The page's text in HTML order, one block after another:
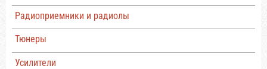
Радиоприемники и радиолы
Тюнеры
Усилители